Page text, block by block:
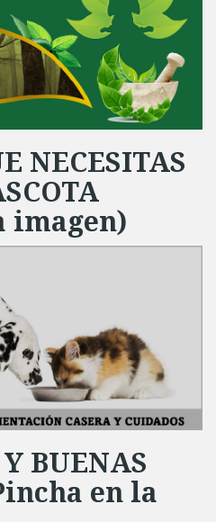
NECESITAS
imagen)
BUENAS
en la